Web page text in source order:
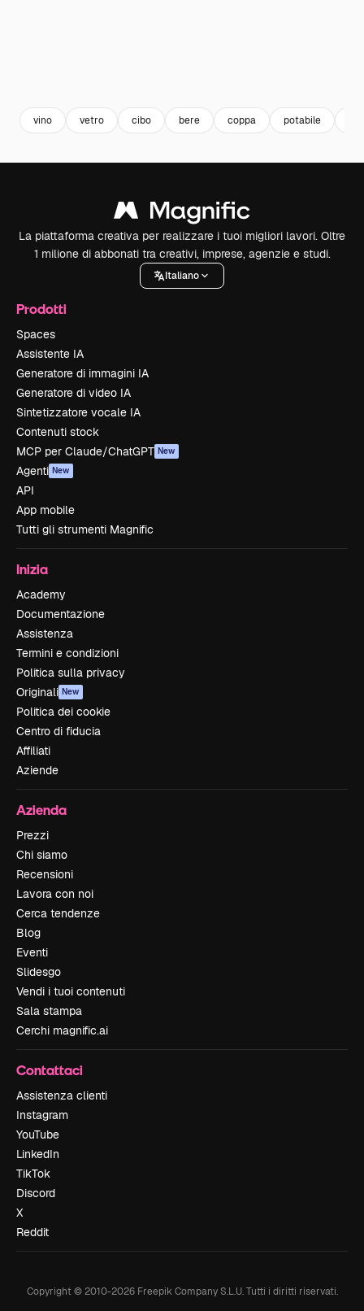
vino vetro cibo bere coppa potabile
La piattaforma creativa per realizzare i tuoi migliori lavori. Oltre
1 milione di abbonati tra creativi, imprese, agenzie e studi.
Italiano
Prodotti
Spaces
Assistente IA
Generatore di immagini IA
Generatore di video IA
Sintetizzatore vocale IA
Contenuti stock
MCP per Claude/ChatGPT New
Agenti New
API
App mobile
Tutti gli strumenti Magnific
Inizia
Academy
Documentazione
Assistenza
Termini e condizioni
Politica sulla privacy
Originali New
Politica dei cookie
Centro di fiducia
Affiliati
Aziende
Azienda
Prezzi
Chi siamo
Recensioni
Lavora con noi
Cerca tendenze
Blog
Eventi
Slidesgo
Vendi i tuoi contenuti
Sala stampa
Cerchi magnific.ai
Contattaci
Assistenza clienti
Instagram
YouTube
LinkedIn
TikTok
Discord
X
Reddit
Copyright © 2010-2026Freepik Company S.L.U. Tutti i diritti riservati.